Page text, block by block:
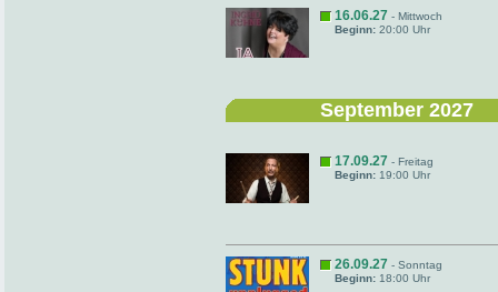
16.06.27 - Mittwoch
Beginn: 20:00 Uhr
September 2027
17.09.27 - Freitag
Beginn: 19:00 Uhr
26.09.27 - Sonntag
Beginn: 18:00 Uhr